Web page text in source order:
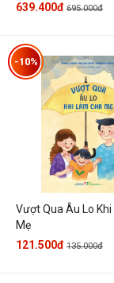
639.400đ 695.000đ
Vượt Qua Âu Lo Khi
Mẹ
-10%
121.500đ 135.000đ